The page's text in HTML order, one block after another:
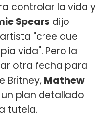
controlar la vida y
Spears dijo
"cree que
vida". Pero la
otra fecha para
Britney, Mathew
plan detallado
tutela.